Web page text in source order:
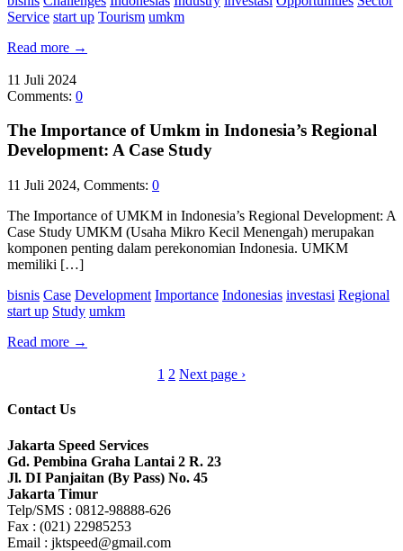
Service start up Tourism umkm
Read more →
11 Juli 2024
Comments: 0
The Importance of Umkm in Indonesia’s Regional
Development: A Case Study
11 Juli 2024, Comments: 0
The Importance of UMKM in Indonesia’s Regional Development: A
Case Study UMKM (Usaha Mikro Kecil Menengah) merupakan
komponen penting dalam perekonomian Indonesia. UMKM
memiliki […]
bisnis Case Development Importance Indonesias investasi Regional
start up Study umkm
Read more →
1 2 Next page ›
Contact Us
Jakarta Speed Services
Gd. Pembina Graha Lantai 2 R. 23
Jl. DI Panjaitan (By Pass) No. 45
Jakarta Timur
Telp/SMS : 0812-98888-626
Fax : (021) 22985253
Email : jktspeed@gmail.com